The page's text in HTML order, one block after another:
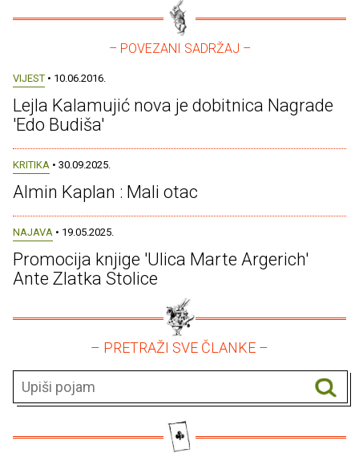
– POVEZANI SADRŽAJ –
VIJEST • 10.06.2016.
Lejla Kalamujić nova je dobitnica Nagrade
'Edo Budiša'
KRITIKA • 30.09.2025.
Almin Kaplan : Mali otac
NAJAVA • 19.05.2025.
Promocija knjige 'Ulica Marte Argerich'
Ante Zlatka Stolice
– PRETRAŽI SVE ČLANKE –